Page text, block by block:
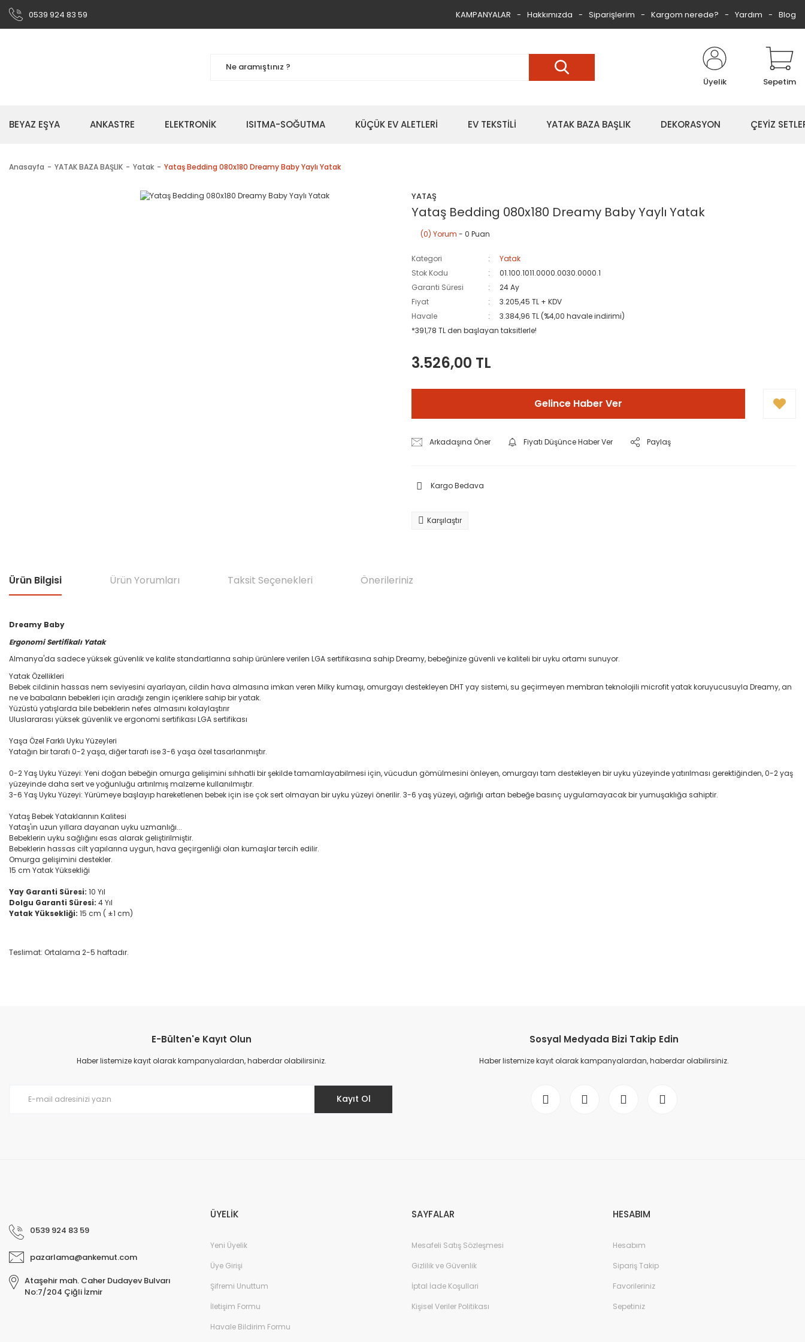
0539 924 83 59 KAMPANYALAR Hakkımızda Siparişlerim Kargom nerede? Yardım Blog
Üyelik Sepetim
BEYAZ EŞYA ANKASTRE ELEKTRONİK ISITMA-SOĞUTMA KÜÇÜK EV ALETLERİ EV TEKSTİLİ YATAK BAZA BAŞLIK DEKORASYON ÇEYİZ
Anasayfa YATAK BAZA BAŞLIK Yatak Yataş Bedding 080x180 Dreamy Baby Yaylı Yatak
YATAŞ
Yataş Bedding 080x180 Dreamy Baby Yaylı Yatak
(0) Yorum - 0 Puan
Kategori
Yatak
Stok Kodu
01.100.1011.0000.0030.0000.1
Garanti Süresi
24 Ay
Fiyat
3.205,45 TL + KDV
Havale
3.384,96 TL (%4,00 havale indirimi)
*391,78 TL den başlayan taksitlerle!
3.526,00 TL
Gelince Haber Ver
Arkadaşına Öner Fiyatı Düşünce Haber Ver Paylaş
Kargo Bedava
Karşılaştır
Ürün Bilgisi Ürün Yorumları Taksit Seçenekleri Önerileriniz
Dreamy Baby
Ergonomi Sertifikalı Yatak
Almanya'da sadece yüksek güvenlik ve kalite standartlarına sahip ürünlere verilen LGA sertifikasına sahip Dreamy, bebeğinize güvenli ve kaliteli bir uyku ortamı sunuyor.
Yatak Özellikleri
Bebek cildinin hassas nem seviyesini ayarlayan, cildin hava almasına imkan veren Milky kumaşı, omurgayı destekleyen DHT yay sistemi, su geçirmeyen membran teknolojili microfit yatak koruyucusuyla Dreamy, an
ne ve babaların bebekleri için aradığı zengin içeriklere sahip bir yatak.
Yüzüstü yatışlarda bile bebeklerin nefes almasını kolaylaştırır
Uluslararası yüksek güvenlik ve ergonomi sertifikası LGA sertifikası
Yaşa Özel Farklı Uyku Yüzeyleri
Yatağın bir tarafı 0-2 yaşa, diğer tarafı ise 3-6 yaşa özel tasarlanmıştır.
0-2 Yaş Uyku Yüzeyi: Yeni doğan bebeğin omurga gelişimini sıhhatli bir şekilde tamamlayabilmesi için, vücudun gömülmesini önleyen, omurgayı tam destekleyen bir uyku yüzeyinde yatırılması gerektiğinden, 0-2 yaş
yüzeyinde daha sert ve yoğunluğu artırılmış malzeme kullanılmıştır.
3-6 Yaş Uyku Yüzeyi: Yürümeye başlayıp hareketlenen bebek için ise çok sert olmayan bir uyku yüzeyi önerilir. 3-6 yaş yüzeyi, ağırlığı artan bebeğe basınç uygulamayacak bir yumuşaklığa sahiptir.
Yataş Bebek Yataklarının Kalitesi
Yataş'ın uzun yıllara dayanan uyku uzmanlığı...
Bebeklerin uyku sağlığını esas alarak geliştirilmiştir.
Bebeklerin hassas cilt yapılarına uygun, hava geçirgenliği olan kumaşlar tercih edilir.
Omurga gelişimini destekler.
15 cm Yatak Yüksekliği
Yay Garanti Süresi: 10 Yıl
Dolgu Garanti Süresi: 4 Yıl
Yatak Yüksekliği: 15 cm ( ±1 cm)
Teslimat: Ortalama 2-5 haftadır.
Ürün resmi kalitesiz, bozuk veya görüntülenemiyor.
Ürün açıklamasında eksik bilgiler bulunuyor.
E-Bülten'e Kayıt Olun
Haber listemize kayıt olarak kampanyalardan, haberdar olabilirsiniz.
Kayıt Ol
Sosyal Medyada Bizi Takip Edin
Haber listemize kayıt olarak kampanyalardan, haberdar olabilirsiniz.
0539 924 83 59
pazarlama@ankemut.com
Ataşehir mah. Caher Dudayev Bulvarı
No:7/204 Çiğli İzmir
ÜYELİK
Yeni Üyelik
Üye Girişi
Şifremi Unuttum
İletişim Formu
Havale Bildirim Formu
SAYFALAR
Mesafeli Satış Sözleşmesi
Gizlilik ve Güvenlik
İptal İade Koşullari
Kişisel Veriler Politikası
HESABIM
Hesabım
Sipariş Takip
Favorileriniz
Sepetiniz